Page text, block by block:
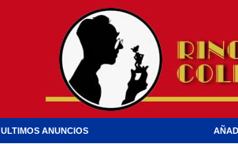
ULTIMOS ANUNCIOS